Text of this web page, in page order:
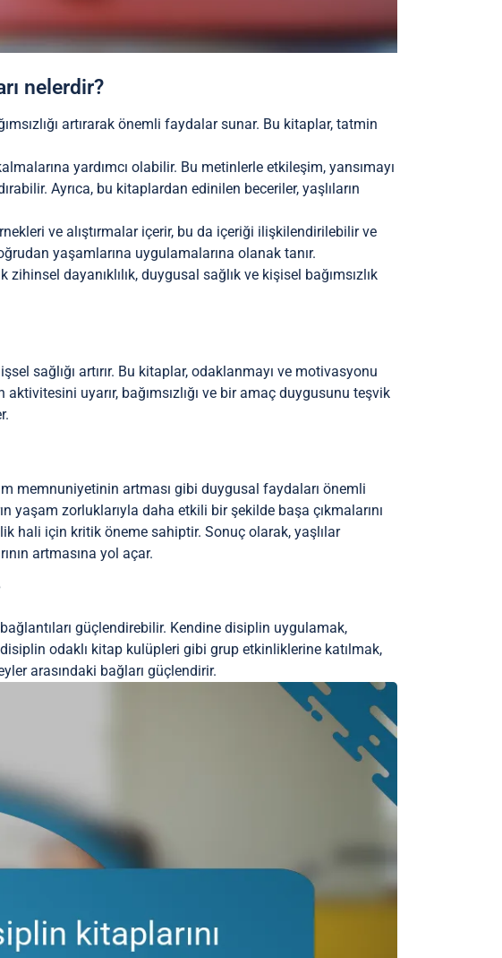
nelerdir?
artırarak önemli faydalar sunar. Bu kitaplar, tatmin
yardımcı olabilir. Bu metinlerle etkileşim, yansımayı
Ayrıca, bu kitaplardan edinilen beceriler, yaşlıların
ve alıştırmalar içerir, bu da içeriği ilişkilendirilebilir ve
yaşamlarına uygulamalarına olanak tanır.
dayanıklılık, duygusal sağlık ve kişisel bağımsızlık
sağlığı artırır. Bu kitaplar, odaklanmayı ve motivasyonu
uyarır, bağımsızlığı ve bir amaç duygusunu teşvik
memnuniyetinin artması gibi duygusal faydaları önemli
yaşam zorluklarıyla daha etkili bir şekilde başa çıkmalarını
hali için kritik öneme sahiptir. Sonuç olarak, yaşlılar
artmasına yol açar.
güçlendirebilir. Kendine disiplin uygulamak,
disiplin odaklı kitap kulüpleri gibi grup etkinliklerine katılmak,
arasındaki bağları güçlendirir.